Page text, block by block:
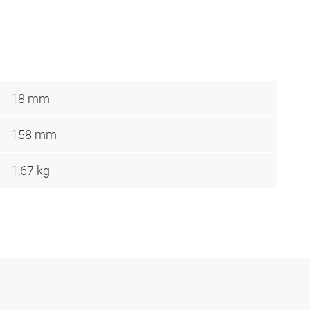
18 mm
158 mm
1,67 kg